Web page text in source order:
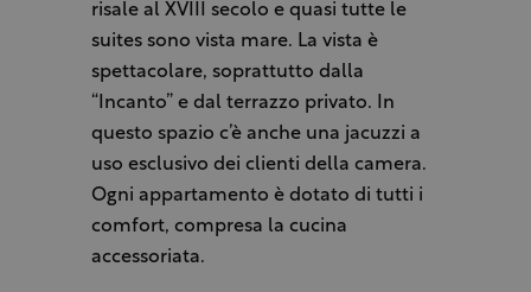
risale al XVIII secolo e quasi tutte le
suites sono vista mare. La vista è
spettacolare, soprattutto dalla
“Incanto” e dal terrazzo privato. In
questo spazio c’è anche una jacuzzi a
uso esclusivo dei clienti della camera.
Ogni appartamento è dotato di tutti i
comfort, compresa la cucina
accessoriata.